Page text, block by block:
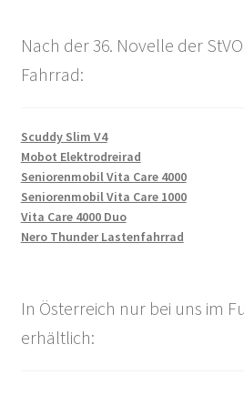
Nach der 36. Novelle der
Fahrrad:
Scuddy Slim V4
Mobot Elektrodreirad
Seniorenmobil Vita Care 4000
Seniorenmobil Vita Care 1000
Vita Care 4000 Duo
Nero Thunder Lastenfahrrad
In Österreich nur bei uns im
erhältlich: